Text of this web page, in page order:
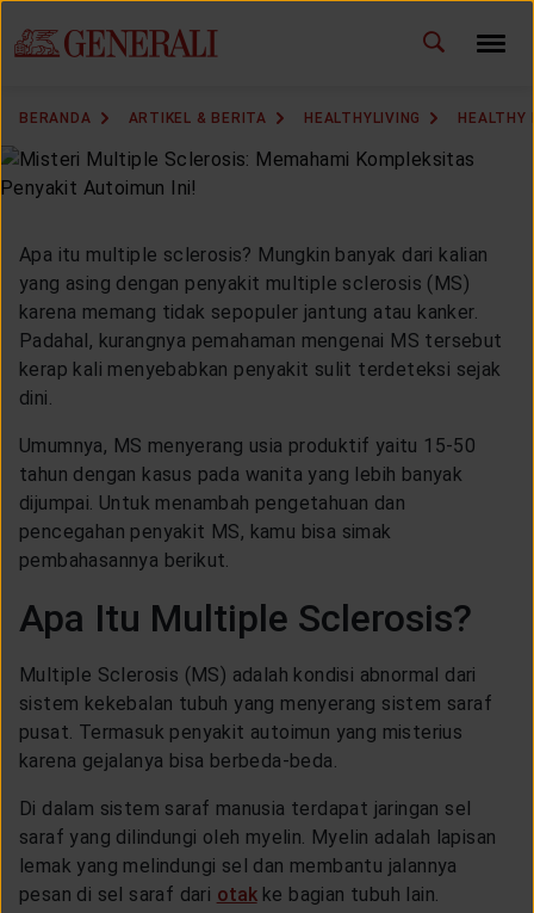
BERANDA ARTIKEL & BERITA HEALTHYLIVING HEALTHY
Apa itu multiple sclerosis? Mungkin banyak dari kalian
yang asing dengan penyakit multiple sclerosis (MS)
karena memang tidak sepopuler jantung atau kanker.
Padahal, kurangnya pemahaman mengenai MS tersebut
kerap kali menyebabkan penyakit sulit terdeteksi sejak
dini.
Umumnya, MS menyerang usia produktif yaitu 15-50
tahun dengan kasus pada wanita yang lebih banyak
dijumpai. Untuk menambah pengetahuan dan
pencegahan penyakit MS, kamu bisa simak
pembahasannya berikut.
Apa Itu Multiple Sclerosis?
Multiple Sclerosis (MS) adalah kondisi abnormal dari
sistem kekebalan tubuh yang menyerang sistem saraf
pusat. Termasuk penyakit autoimun yang misterius
karena gejalanya bisa berbeda-beda.
Di dalam sistem saraf manusia terdapat jaringan sel
saraf yang dilindungi oleh myelin. Myelin adalah lapisan
lemak yang melindungi sel dan membantu jalannya
pesan di sel saraf dari otakke bagian tubuh lain.
GANTI BAHASA ID EN
KANTOR PEMASARAN
TEMUKAN AGEN
SOLUSI KAMI
LAYANAN NASABAH
ARTIKEL DAN BERITA
TENTANG GENERALI
KEAGENAN